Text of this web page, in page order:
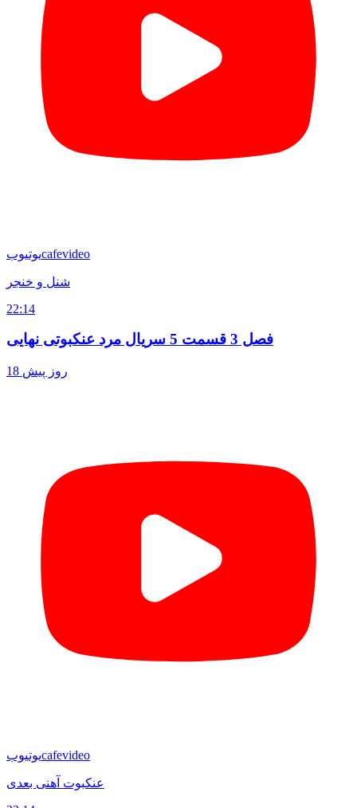
یوتیوبcafevideo
شنل و خنجر
22:14
فصل 3 قسمت 5 سریال مرد عنکبوتی نهایی
18 روز پیش
یوتیوبcafevideo
عنکبوت آهنی بعدی